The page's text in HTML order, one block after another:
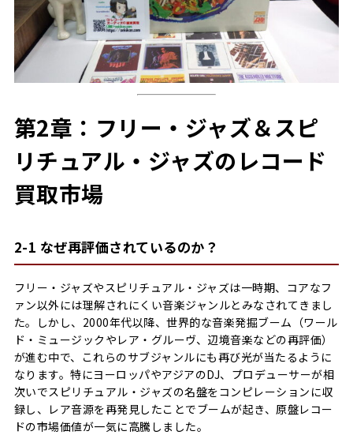
第2章：フリー・ジャズ＆スピ
リチュアル・ジャズのレコード
買取市場
2-1 なぜ再評価されているのか？
フリー・ジャズやスピリチュアル・ジャズは一時期、コアなフ
ァン以外には理解されにくい音楽ジャンルとみなされてきまし
た。しかし、2000年代以降、世界的な音楽発掘ブーム（ワール
ド・ミュージックやレア・グルーヴ、辺境音楽などの再評価）
が進む中で、これらのサブジャンルにも再び光が当たるように
なります。特にヨーロッパやアジアのDJ、プロデューサーが相
次いでスピリチュアル・ジャズの名盤をコンピレーションに収
録し、レア音源を再発見したことでブームが起き、原盤レコー
ドの市場価値が一気に高騰しました。